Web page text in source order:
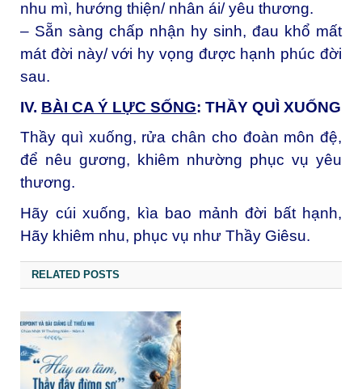
nhu mì, hướng thiện/ nhân ái/ yêu thương.
– Sẵn sàng chấp nhận hy sinh, đau khổ mất
mát đời này/ với hy vọng được hạnh phúc đời
sau.
IV. BÀI CA Ý LỰC SỐNG: THẦY QUÌ XUỐNG
Thầy quì xuống, rửa chân cho đoàn môn đệ,
để nêu gương, khiêm nhường phục vụ yêu
thương.
Hãy cúi xuống, kìa bao mảnh đời bất hạnh,
Hãy khiêm nhu, phục vụ như Thầy Giêsu.
RELATED POSTS